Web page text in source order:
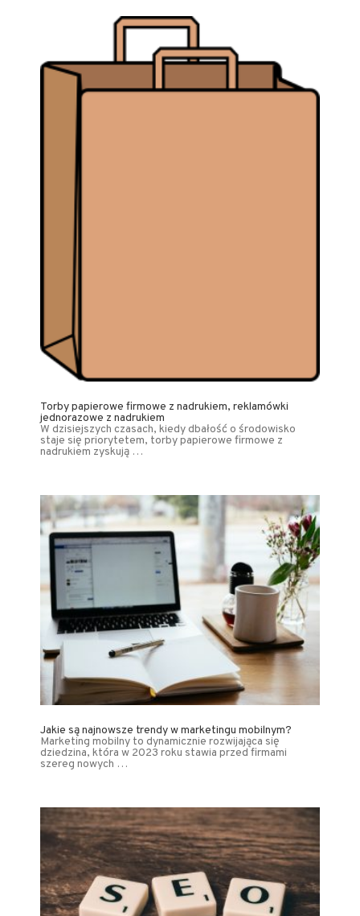
Torby papierowe firmowe z nadrukiem, reklamówki
jednorazowe z nadrukiem
W dzisiejszych czasach, kiedy dbałość o środowisko
staje się priorytetem, torby papierowe firmowe z
nadrukiem zyskują …
Jakie są najnowsze trendy w marketingu mobilnym?
Marketing mobilny to dynamicznie rozwijająca się
dziedzina, która w 2023 roku stawia przed firmami
szereg nowych …